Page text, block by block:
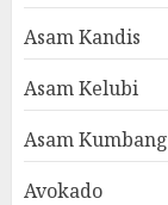
Asam Kandis
Asam Kelubi
Asam Kumbang
Avokado